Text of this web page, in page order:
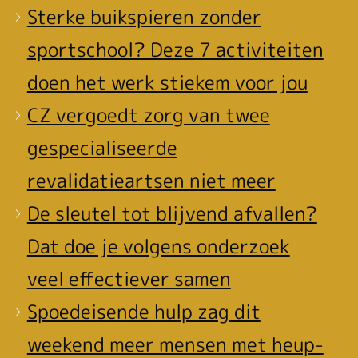
Sterke buikspieren zonder
sportschool? Deze 7 activiteiten
doen het werk stiekem voor jou
CZ vergoedt zorg van twee
gespecialiseerde
revalidatieartsen niet meer
De sleutel tot blijvend afvallen?
Dat doe je volgens onderzoek
veel effectiever samen
Spoedeisende hulp zag dit
weekend meer mensen met heup-